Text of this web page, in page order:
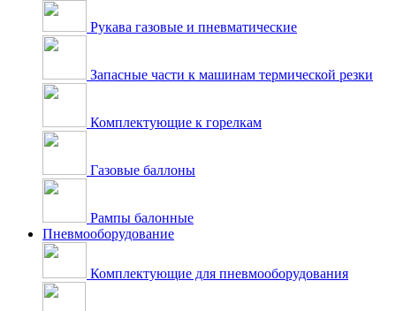
Рукава газовые и пневматические
Запасные части к машинам термической резки
Комплектующие к горелкам
Газовые баллоны
Рампы балонные
Пневмооборудование
Комплектующие для пневмооборудования